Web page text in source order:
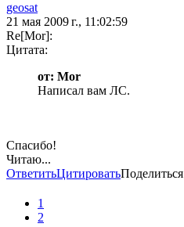
geosat
21 мая 2009 г., 11:02:59
Re[Mor]:
Цитата:
от: Mor
Написал вам ЛС.
Спасибо!
Читаю...
ОтветитьЦитироватьПоделиться
1
2